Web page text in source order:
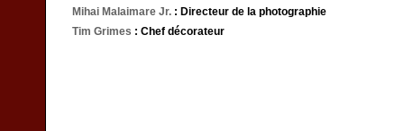
Mihai Malaimare Jr. : Directeur de la photographie
Tim Grimes : Chef décorateur